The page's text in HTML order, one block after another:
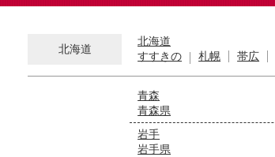
北海道
北海道
すすきの
札幌 帯広
青森
青森県
岩手
岩手県